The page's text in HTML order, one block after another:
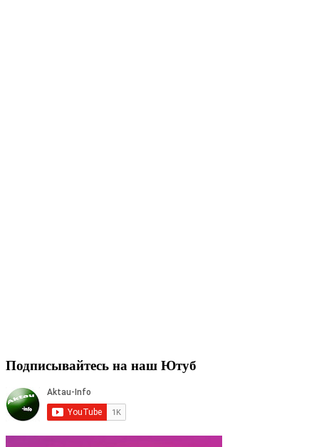
Подписывайтесь на наш Ютуб